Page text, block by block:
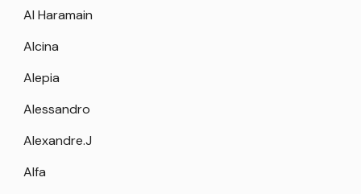
Al Haramain
Alcina
Alepia
Alessandro
Alexandre.J
Alfa